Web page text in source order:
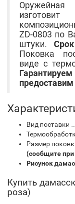
ZD-0803 по
штуки.
Поковка
виде с
Вид поставки
Размер
(сообщите при
Рисунок
Купить
роза)